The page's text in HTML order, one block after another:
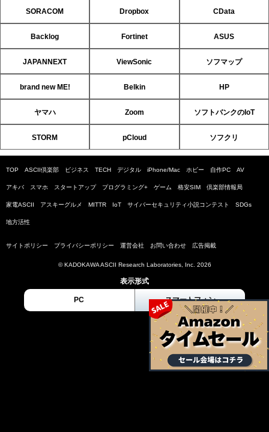
SORACOM Dropbox CData
Backlog Fortinet ASUS
JAPANNEXT ViewSonic ソフマップ
brand new ME! Belkin HP
ヤマハ Zoom ソフトバンクのIoT
STORM pCloud ソフクリ
TOP ASCII倶楽部 ビジネス TECH デジタル iPhone/Mac ホビー 自作PC AV
アキバ スマホ スタートアップ プログラミング+ ゲーム 格安SIM 倶楽部情報局
家電ASCII アスキーグルメ MITTR IoT サイバーセキュリティ小説コンテスト SDGs
地方活性
サイトポリシー プライバシーポリシー 運営会社 お問い合わせ 広告掲載
© KADOKAWA ASCII Research Laboratories, Inc. 2026
表示形式
PC スマートフォン